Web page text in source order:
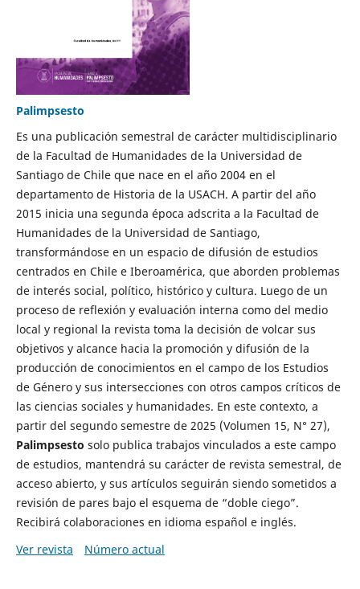
Palimpsesto
Es una publicación semestral de carácter multidisciplinario
de la Facultad de Humanidades de la Universidad de
Santiago de Chile que nace en el año 2004 en el
departamento de Historia de la USACH. A partir del año
2015 inicia una segunda época adscrita a la Facultad de
Humanidades de la Universidad de Santiago,
transformándose en un espacio de difusión de estudios
centrados en Chile e Iberoamérica, que aborden problemas
de interés social, político, histórico y cultura. Luego de un
proceso de reflexión y evaluación interna como del medio
local y regional la revista toma la decisión de volcar sus
objetivos y alcance hacia la promoción y difusión de la
producción de conocimientos en el campo de los Estudios
de Género y sus intersecciones con otros campos críticos de
las ciencias sociales y humanidades. En este contexto, a
partir del segundo semestre de 2025 (Volumen 15, N° 27),
Palimpsesto solo publica trabajos vinculados a este campo
de estudios, mantendrá su carácter de revista semestral, de
acceso abierto, y sus artículos seguirán siendo sometidos a
revisión de pares bajo el esquema de “doble ciego”.
Recibirá colaboraciones en idioma español e inglés.
Ver revista
Número actual